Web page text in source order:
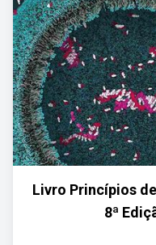
Livro Princípios
8ª